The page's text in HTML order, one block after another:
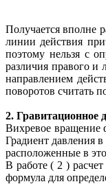
Получается вполне
линии действия
поэтому нельзя с
различия правого и
направлением
поворотов считать
2. Гравитационное
Вихревое вращение
Градиент давления
расположенные в
В работе ( 2 )
формула для